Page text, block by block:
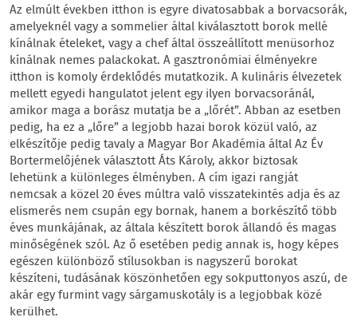
Az elmúlt években itthon is egyre divatosabbak a borvacsorák,
amelyeknél vagy a sommelier által kiválasztott borok mellé
kínálnak ételeket, vagy a chef által összeállított menüsorhoz
kínálnak nemes palackokat. A gasztronómiai élményekre
itthon is komoly érdeklődés mutatkozik. A kulináris élvezetek
mellett egyedi hangulatot jelent egy ilyen borvacsoránál,
amikor maga a borász mutatja be a „lőrét”. Abban az esetben
pedig, ha ez a „lőre” a legjobb hazai borok közül való, az
elkészítője pedig tavaly a Magyar Bor Akadémia által Az Év
Bortermelőjének választott Áts Károly, akkor biztosak
lehetünk a különleges élményben. A cím igazi rangját
nemcsak a közel 20 éves múltra való visszatekintés adja és az
elismerés nem csupán egy bornak, hanem a borkészítő több
éves munkájának, az általa készített borok állandó és magas
minőségének szól. Az ő esetében pedig annak is, hogy képes
egészen különböző stílusokban is nagyszerű borokat
készíteni, tudásának köszönhetően egy sokputtonyos aszú, de
akár egy furmint vagy sárgamuskotály is a legjobbak közé
kerülhet.